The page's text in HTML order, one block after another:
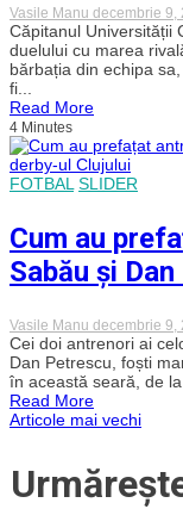
Vasile Manu decembrie 9,
Căpitanul Universității
duelului cu marea
bărbația din echipa
fi...
Read More
4 Minutes
FOTBAL SLIDER
Cum au
Sabău și
Vasile Manu decembrie 9,
Cei doi antrenori ai
Dan Petrescu, foști
în această seară, de
Read More
Navigare
în
Articole mai vechi